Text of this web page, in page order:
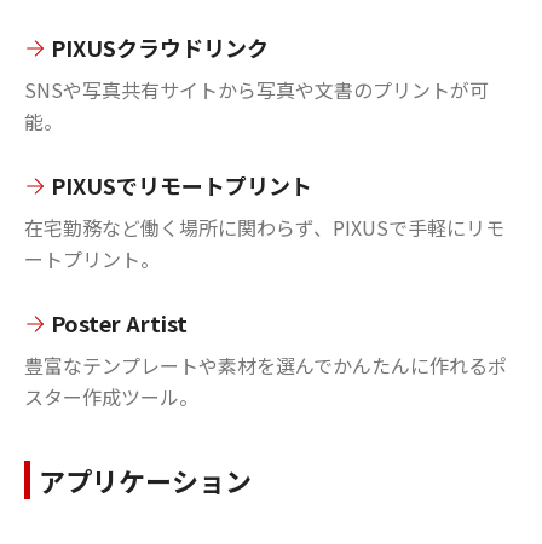
PIXUSクラウドリンク
SNSや写真共有サイトから写真や文書のプリントが可
能。
PIXUSでリモートプリント
在宅勤務など働く場所に関わらず、PIXUSで手軽にリモ
ートプリント。
Poster Artist
豊富なテンプレートや素材を選んでかんたんに作れるポ
スター作成ツール。
アプリケーション